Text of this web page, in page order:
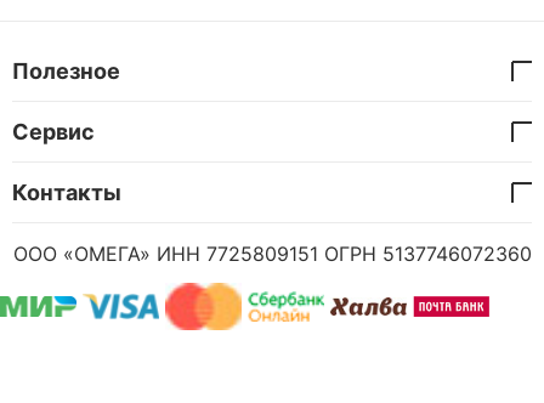
Полезное
Сервис
Контакты
ООО «ОМЕГА» ИНН 7725809151 ОГРН 5137746072360